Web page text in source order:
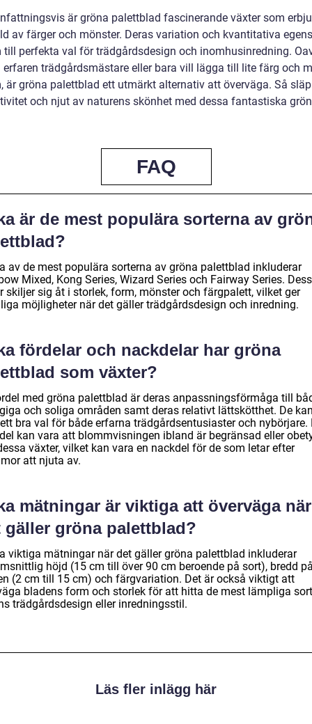
är gröna palettblad fascinerande växter som
av färger och mönster. Deras variation och kvantitativa
till perfekta val för trädgårdsdesign och inomhusinredning.
erfaren trädgårdsmästare eller bara vill lägga till lite färg och
är gröna palettblad ett utmärkt alternativ att överväga. Så
och njut av naturens skönhet med dessa fantastiska
FAQ
är de mest populära sorterna av
av de mest populära sorterna av gröna palettblad inkluderar
Mixed, Kong Series, Wizard Series och Fairway Series.
skiljer sig åt i storlek, form, mönster och färgpalett, vilket ger
möjligheter när det gäller trädgårdsdesign och inredning.
fördelar och nackdelar har gröna
som växter?
med gröna palettblad är deras anpassningsförmåga till
och soliga områden samt deras relativt lättskötthet. De
bra val för både erfarna trädgårdsentusiaster och nybörjare.
kan vara att blommvisningen ibland är begränsad eller
växter, vilket kan vara en nackdel för de som letar efter
att njuta av.
mätningar är viktiga att överväga när
gäller gröna palettblad?
viktiga mätningar när det gäller gröna palettblad inkluderar
höjd (15 cm till över 90 cm beroende på sort), bredd
(2 cm till 15 cm) och färgvariation. Det är också viktigt att
bladens form och storlek för att hitta de mest lämpliga
trädgårdsdesign eller inredningsstil.
Läs fler inlägg här